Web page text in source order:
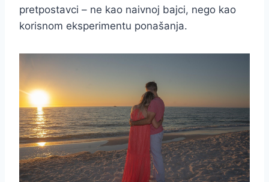
pretpostavci – ne kao naivnoj bajci, nego kao
korisnom eksperimentu ponašanja.